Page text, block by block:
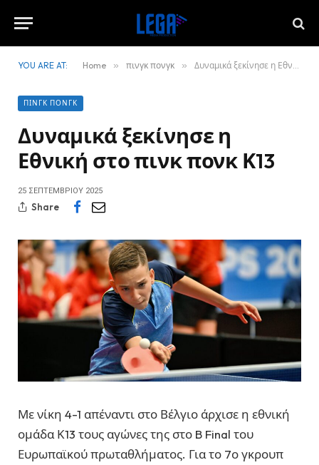
YOU ARE AT: Home » πινγκ πονγκ » Δυναμικά ξεκίνησε η Εθνική στο πινκ πονκ Κ13
ΠΙΝΓΚ ΠΟΝΓΚ
Δυναμικά ξεκίνησε η
Εθνική στο πινκ πονκ Κ13
25 ΣΕΠΤΕΜΒΡΊΟΥ 2025
Share
Με νίκη 4-1 απέναντι στο Βέλγιο άρχισε η εθνική
ομάδα Κ13 τους αγώνες της στο B Final του
Ευρωπαϊκού πρωταθλήματος. Για το 7ο γκρουπ